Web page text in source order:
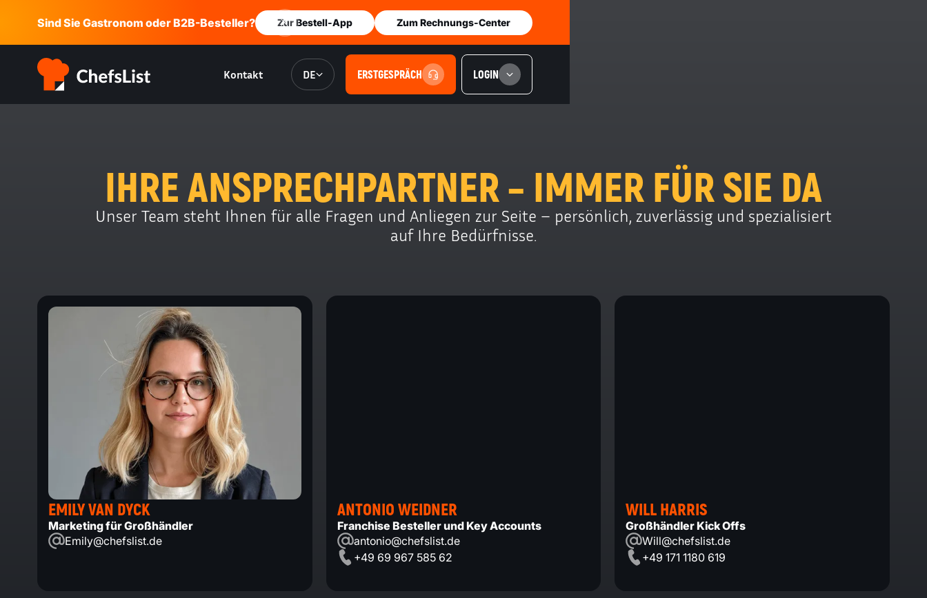
Sind Sie Gastronom oder B2B-Besteller? Zur Bestell-App Zum Rechnungs-Center
Kontakt DE ERSTGESPRÄCH LOGIN
IHRE ANSPRECHPARTNER – IMMER FÜR SIE DA
Unser Team steht Ihnen für alle Fragen und Anliegen zur Seite – persönlich, zuverlässig und spezialisiert
auf Ihre Bedürfnisse.
EMILY VAN DYCK
Marketing für Großhändler
Emily@chefslist.de
ANTONIO WEIDNER
Franchise Besteller und Key Accounts
antonio@chefslist.de
+49 69 967 585 62
WILL HARRIS
Großhändler Kick Offs
Will@chefslist.de
+49 171 1180 619